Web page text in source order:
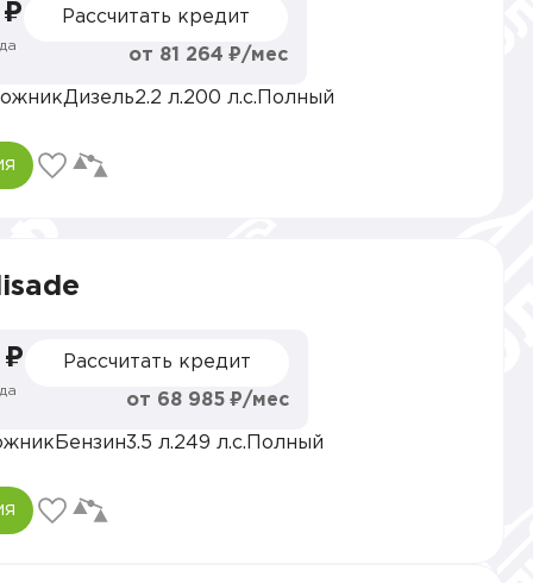
Рассчитать кредит
от 81 264 ₽/мес
Дизель2.2 л.200 л.с. Полный
Рассчитать кредит
от 68 985 ₽/мес
Бензин3.5 л.249 л.с. Полный